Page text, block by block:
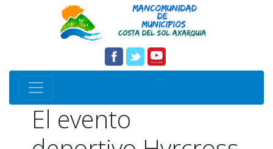
El evento